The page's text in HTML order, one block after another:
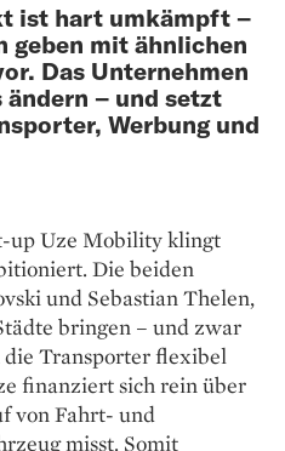
ist hart umkämpft –
geben mit ähnlichen
Das Unternehmen
– und setzt
Werbung und
up Uze Mobility klingt
Die beiden
und Sebastian Thelen,
bringen – und zwar
die Transporter flexibel
finanziert sich rein über
von Fahrt- und
misst. Somit